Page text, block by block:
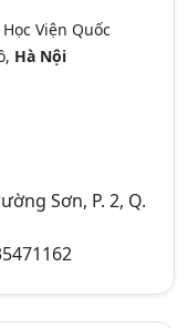
Viện Quốc
Hà Nội
Sơn, P. 2, Q.